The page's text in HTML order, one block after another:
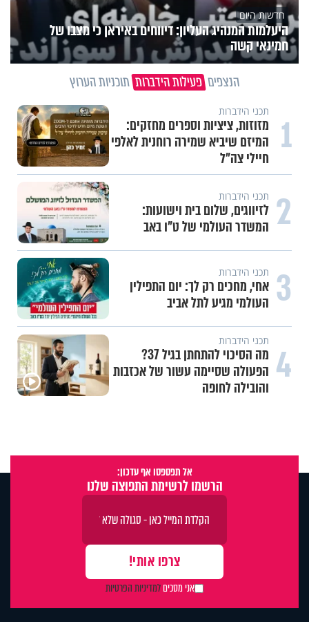
חדשות היום
היעלמות המנהיג העליון: דיווחים באיראן כי מצבו של
חמינאי קשה
הנצפים פעילות הידברות תוכניות הערוץ
1 תכני הידברות
מזוזות, ציציות וספרים מחזקים:
המיזם שיביא שמירה רוחנית לאלפי
חיילי צה"ל
2 תכני הידברות
לזיווגים, שלום בית וישועות:
המשדר העולמי של ט"ו באב
3 תכני הידברות
אחי, מחכים רק לך: יום התפילין
העולמי מגיע לתל אביב
4 תכני הידברות
מה הסיכוי להתחתן בגיל 37?
הפעולה שסיימה עשור של אכזבות
והובילה לחופה
אל תפספסו אף עדכון:
הרשמו לרשימת התפוצה שלנו
אני מסכיםלמדיניות הפרטיות